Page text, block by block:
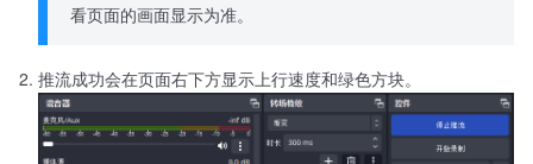
看页面的画面显示为准。
推流成功会在页面右下方显示上行速度和绿色方块。